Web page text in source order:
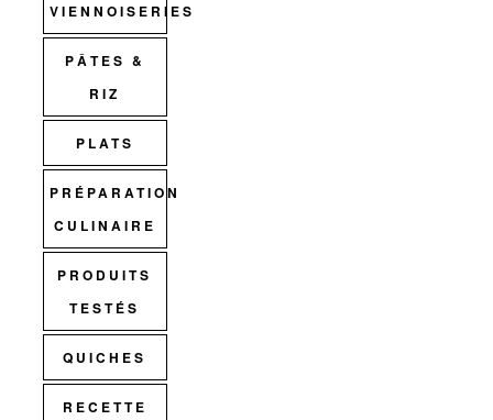
VIENNOISERIES
PÂTES &
RIZ
PLATS
PRÉPARATION
CULINAIRE
PRODUITS
TESTÉS
QUICHES
RECETTE